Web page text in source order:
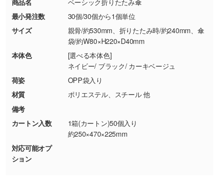
刷色にこだわりがある
DIC・PANTONEなどのカラーチップの指定や、
現物支給による色指定も承っております。→詳
・背景がある画像からキャラクター部分だけを
使いたいです
シンプルな背景のデータや、使いたいキャラク
・持っているデータの背景が足りない／塗り足
しの作り方が分からない
印刷したいデータが印刷範囲よりも小さい場
【返品・交換ができない場合】
・お客様の元で商品を加工された場合、または
商品が破損した場合
・商品到着後7日以上経過している場合
・お客様のご都合による返品・交換依頼(商
品・色・数量などの注文間違い等)
最小発注数
30個/30個から1個単位
サイズ
親骨/約530mm、折りたたみ時/約240mm、傘
袋/約W80×H220×D40mm
本体色
[選べる本体色]
ネイビー/ ブラック/ カーキベージュ
荷姿
OPP袋入り
材質
ポリエステル、スチール 他
備考
カートン入数
1箱(カートン)50個入り
約250×470×225mm
対応可能オプ
ション